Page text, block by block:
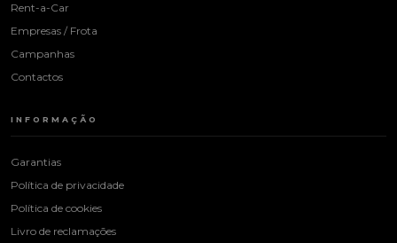
Rent-a-Car
Empresas / Frota
Campanhas
Contactos
INFORMAÇÃO
Garantias
Política de privacidade
Política de cookies
Livro de reclamações